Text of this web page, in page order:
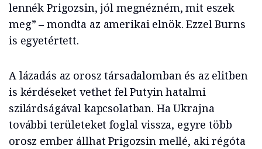
lennék Prigozsin, jól megnézném, mit eszek
meg” – mondta az amerikai elnök. Ezzel Burns
is egyetértett.
A lázadás az orosz társadalomban és az elitben
is kérdéseket vethet fel Putyin hatalmi
szilárdságával kapcsolatban. Ha Ukrajna
további területeket foglal vissza, egyre több
orosz ember állhat Prigozsin mellé, aki régóta